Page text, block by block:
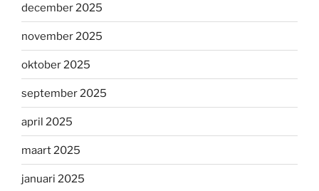
december 2025
november 2025
oktober 2025
september 2025
april 2025
maart 2025
januari 2025